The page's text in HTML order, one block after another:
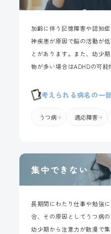
加齢に伴う記憶障害や認知
神疾患が原因で脳の活動が
とがあります。また、幼少
物が多い場合はADHDの可能
考えられる病名の一
うつ病 適応障害
長期間にわたり仕事や勉強
合、その原因としてうつ病
幼少期から注意力が散漫で
集中できない